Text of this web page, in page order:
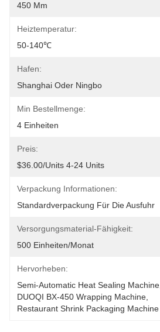
450 Mm
Heiztemperatur:
50-140℃
Hafen:
Shanghai Oder Ningbo
Min Bestellmenge:
4 Einheiten
Preis:
$36.00/units 4-24 Units
Verpackung Informationen:
Standardverpackung Für Die Ausfuhr
Versorgungsmaterial-Fähigkeit:
500 Einheiten/Monat
Hervorheben:
Semi-Automatic Heat Sealing Machine
DUOQI BX-450 Wrapping Machine
Restaurant Shrink Packaging Machine